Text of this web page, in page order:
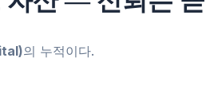
의 누적이다.